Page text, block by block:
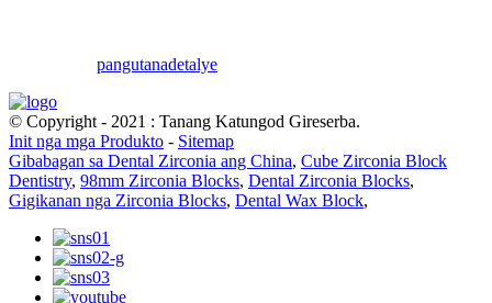
pangutanadetalye
© Copyright - 2021 : Tanang Katungod Gireserba.
Init nga mga Produkto - Sitemap
Gibabagan sa Dental Zirconia ang China, Cube Zirconia Block
Dentistry, 98mm Zirconia Blocks, Dental Zirconia Blocks,
Gigikanan nga Zirconia Blocks, Dental Wax Block,